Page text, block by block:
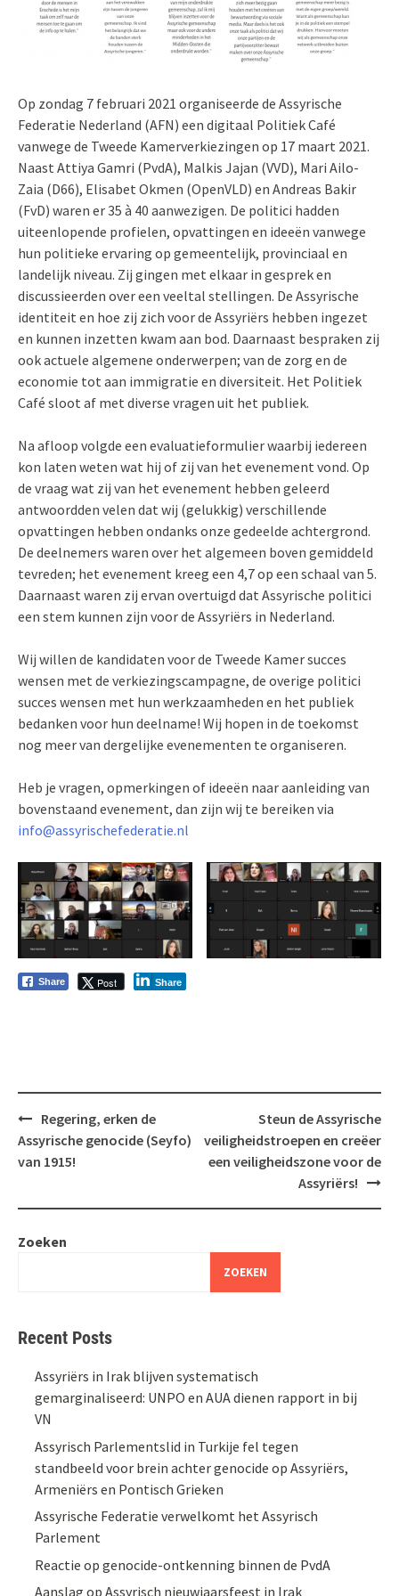
Op zondag 7 februari 2021 organiseerde de Assyrische
Federatie Nederland (AFN) een digitaal Politiek Café
vanwege de Tweede Kamerverkiezingen op 17 maart 2021.
Naast Attiya Gamri (PvdA), Malkis Jajan (VVD), Mari Ailo-
Zaia (D66), Elisabet Okmen (OpenVLD) en Andreas Bakir
(FvD) waren er 35 à 40 aanwezigen. De politici hadden
uiteenlopende profielen, opvattingen en ideeën vanwege
hun politieke ervaring op gemeentelijk, provinciaal en
landelijk niveau. Zij gingen met elkaar in gesprek en
discussieerden over een veeltal stellingen. De Assyrische
identiteit en hoe zij zich voor de Assyriërs hebben ingezet
en kunnen inzetten kwam aan bod. Daarnaast bespraken zij
ook actuele algemene onderwerpen; van de zorg en de
economie tot aan immigratie en diversiteit. Het Politiek
Café sloot af met diverse vragen uit het publiek.
Na afloop volgde een evaluatieformulier waarbij iedereen
kon laten weten wat hij of zij van het evenement vond. Op
de vraag wat zij van het evenement hebben geleerd
antwoordden velen dat wij (gelukkig) verschillende
opvattingen hebben ondanks onze gedeelde achtergrond.
De deelnemers waren over het algemeen boven gemiddeld
tevreden; het evenement kreeg een 4,7 op een schaal van 5.
Daarnaast waren zij ervan overtuigd dat Assyrische politici
een stem kunnen zijn voor de Assyriërs in Nederland.
Wij willen de kandidaten voor de Tweede Kamer succes
wensen met de verkiezingscampagne, de overige politici
succes wensen met hun werkzaamheden en het publiek
bedanken voor hun deelname! Wij hopen in de toekomst
nog meer van dergelijke evenementen te organiseren.
Heb je vragen, opmerkingen of ideeën naar aanleiding van
bovenstaand evenement, dan zijn wij te bereiken via
info@assyrischefederatie.nl
Share Post Share
Bericht
navigatie
Regering, erken de
Assyrische genocide (Seyfo)
van 1915!
Steun de Assyrische
veiligheidstroepen en creëer
een veiligheidszone voor de
Assyriërs!
Zoeken
ZOEKEN
Recent Posts
Assyriërs in Irak blijven systematisch
gemarginaliseerd: UNPO en AUA dienen rapport in bij
VN
Assyrisch Parlementslid in Turkije fel tegen
standbeeld voor brein achter genocide op Assyriërs,
Armeniërs en Pontisch Grieken
Assyrische Federatie verwelkomt het Assyrisch
Parlement
Reactie op genocide-ontkenning binnen de PvdA
Aanslag op Assyrisch nieuwjaarsfeest in Irak